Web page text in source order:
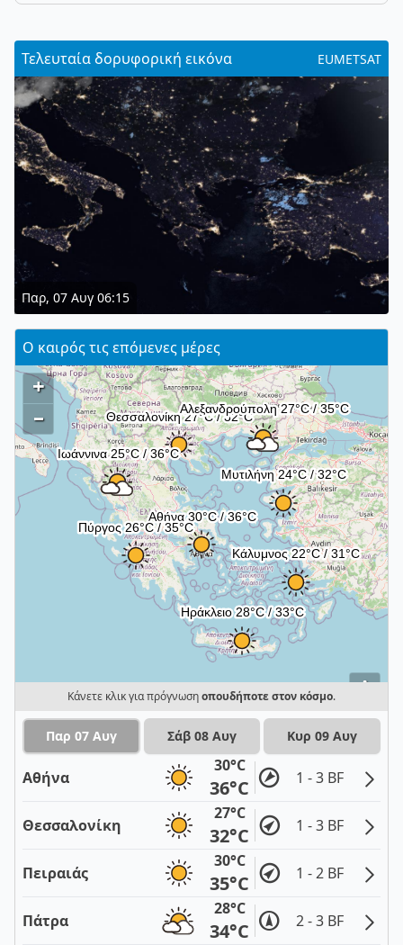
Τελευταία δορυφορική εικόνα EUMETSAT
Παρ, 07 Αυγ 06:15
Ο καιρός τις επόμενες μέρες
i
+
–
Κάνετε κλικ για πρόγνωσηοπουδήποτε στον κόσμο.
Παρ 07 Αυγ Σάβ 08 Αυγ Κυρ 09 Αυγ
Αθήνα
30°C
36°C 1 - 3 BF
Θεσσαλονίκη
27°C
32°C 1 - 3 BF
Πειραιάς
30°C
35°C 1 - 2 BF
Πάτρα
28°C
34°C 2 - 3 BF